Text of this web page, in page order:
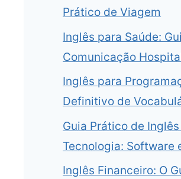
Prático de Viagem
Inglês para Saúde:
Comunicação
Inglês para
Definitivo de
Guia Prático de
Tecnologia: Software
Inglês Financeiro: O